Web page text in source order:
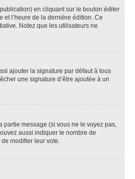
en cliquant sur le bouton éditer
et l’heure de la dernière édition. Ce
Notez que les utilisateurs ne
ajouter la signature par défaut à tous
une signature d’être ajoutée à un
partie message (si vous ne le voyez pas,
aussi indiquer le nombre de
de modifier leur vote.